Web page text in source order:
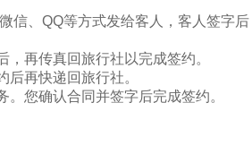
、QQ等方式发给客人，客人签字后
再传真回旅行社以完成签约。
再快递回旅行社。
您确认合同并签字后完成签约。